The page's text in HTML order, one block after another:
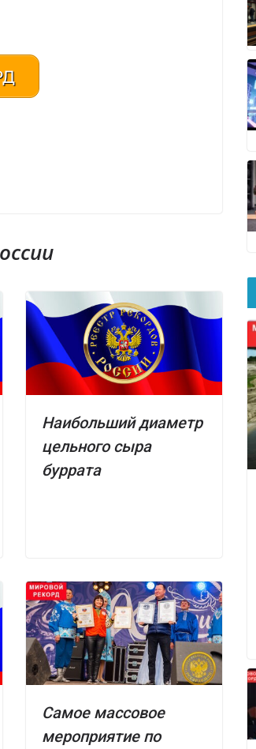
Наибольший диаметр
цельного сыра
буррата
Самое массовое
мероприятие по